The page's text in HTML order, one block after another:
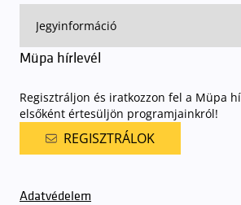
Müpa hírlevél
Regisztráljon és iratkozzon fel a Müpa
elsőként értesüljön programjainkról!
REGISZTRÁLOK
Adatvédelem